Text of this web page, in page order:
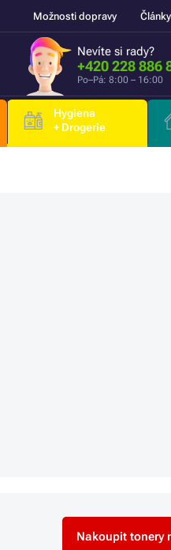
Možnosti dopravy Články
Nevíte si rady?
+420 228 886
Po–Pá: 8:00 – 16:00
Hygiena
+ Drogerie
Nakoupit tonery